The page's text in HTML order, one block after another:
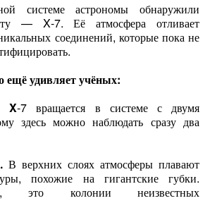
системе астрономы обнаружили
— X‑7. Её атмосфера отливает
соединений, которые пока не
ещё удивляет учёных:
X‑7 вращается в системе с двумя
здесь можно наблюдать сразу два
В верхних слоях атмосферы плавают
похожие на гигантские губки.
это колонии неизвестных